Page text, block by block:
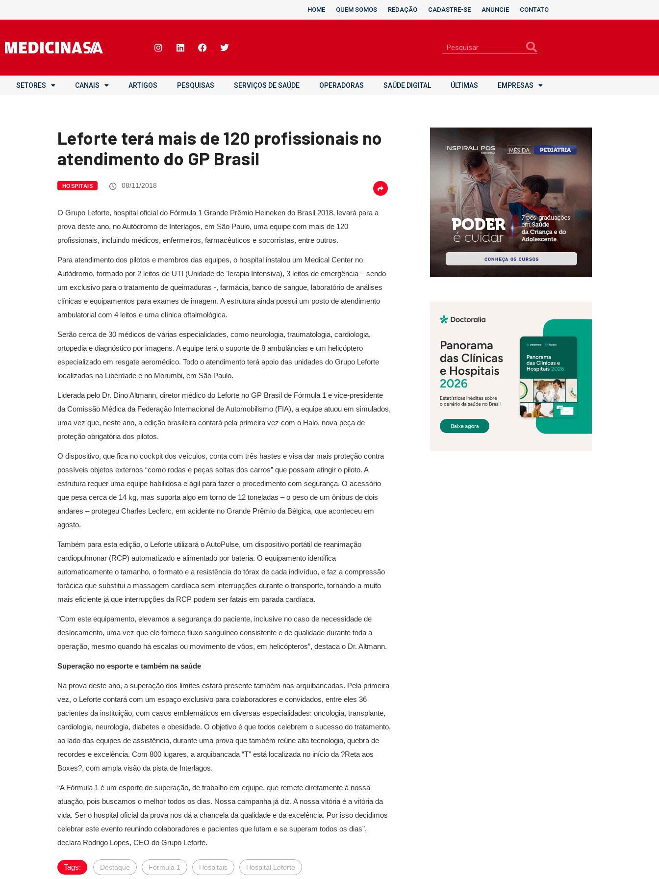
HOME QUEM SOMOS REDAÇÃO CADASTRE-SE ANUNCIE CONTATO
SETORES CANAIS ARTIGOS PESQUISAS SERVIÇOS DE SAÚDE OPERADORAS SAÚDE DIGITAL ÚLTIMAS EMPRESAS
Leforte terá mais de 120 profissionais no
atendimento do GP Brasil
HOSPITAIS 08/11/2018
O Grupo Leforte, hospital oficial do Fórmula 1 Grande Prêmio Heineken do Brasil 2018, levará para a
prova deste ano, no Autódromo de Interlagos, em São Paulo, uma equipe com mais de 120
profissionais, incluindo médicos, enfermeiros, farmacêuticos e socorristas, entre outros.
Para atendimento dos pilotos e membros das equipes, o hospital instalou um Medical Center no
Autódromo, formado por 2 leitos de UTI (Unidade de Terapia Intensiva), 3 leitos de emergência – sendo
um exclusivo para o tratamento de queimaduras -, farmácia, banco de sangue, laboratório de análises
clínicas e equipamentos para exames de imagem. A estrutura ainda possui um posto de atendimento
ambulatorial com 4 leitos e uma clínica oftalmológica.
Serão cerca de 30 médicos de várias especialidades, como neurologia, traumatologia, cardiologia,
ortopedia e diagnóstico por imagens. A equipe terá o suporte de 8 ambulâncias e um helicóptero
especializado em resgate aeromédico. Todo o atendimento terá apoio das unidades do Grupo Leforte
localizadas na Liberdade e no Morumbi, em São Paulo.
Liderada pelo Dr. Dino Altmann, diretor médico do Leforte no GP Brasil de Fórmula 1 e vice-presidente
da Comissão Médica da Federação Internacional de Automobilismo (FIA), a equipe atuou em simulados,
uma vez que, neste ano, a edição brasileira contará pela primeira vez com o Halo, nova peça de
proteção obrigatória dos pilotos.
O dispositivo, que fica no cockpit dos veículos, conta com três hastes e visa dar mais proteção contra
possíveis objetos externos “como rodas e peças soltas dos carros” que possam atingir o piloto. A
estrutura requer uma equipe habilidosa e ágil para fazer o procedimento com segurança. O acessório
que pesa cerca de 14 kg, mas suporta algo em torno de 12 toneladas – o peso de um ônibus de dois
andares – protegeu Charles Leclerc, em acidente no Grande Prêmio da Bélgica, que aconteceu em
agosto.
Também para esta edição, o Leforte utilizará o AutoPulse, um dispositivo portátil de reanimação
cardiopulmonar (RCP) automatizado e alimentado por bateria. O equipamento identifica
automaticamente o tamanho, o formato e a resistência do tórax de cada indivíduo, e faz a compressão
torácica que substitui a massagem cardíaca sem interrupções durante o transporte, tornando-a muito
mais eficiente já que interrupções da RCP podem ser fatais em parada cardíaca.
“Com este equipamento, elevamos a segurança do paciente, inclusive no caso de necessidade de
deslocamento, uma vez que ele fornece fluxo sanguíneo consistente e de qualidade durante toda a
operação, mesmo quando há escalas ou movimento de vôos, em helicópteros”, destaca o Dr. Altmann.
Superação no esporte e também na saúde
Na prova deste ano, a superação dos limites estará presente também nas arquibancadas. Pela primeira
vez, o Leforte contará com um espaço exclusivo para colaboradores e convidados, entre eles 36
pacientes da instituição, com casos emblemáticos em diversas especialidades: oncologia, transplante,
cardiologia, neurologia, diabetes e obesidade. O objetivo é que todos celebrem o sucesso do tratamento,
ao lado das equipes de assistência, durante uma prova que também reúne alta tecnologia, quebra de
recordes e excelência. Com 800 lugares, a arquibancada “T” está localizada no início da ?Reta aos
Boxes?, com ampla visão da pista de Interlagos.
“A Fórmula 1 é um esporte de superação, de trabalho em equipe, que remete diretamente à nossa
atuação, pois buscamos o melhor todos os dias. Nossa campanha já diz. A nossa vitória é a vitória da
vida. Ser o hospital oficial da prova nos dá a chancela da qualidade e da excelência. Por isso decidimos
celebrar este evento reunindo colaboradores e pacientes que lutam e se superam todos os dias”,
declara Rodrigo Lopes, CEO do Grupo Leforte.
Tags: Destaque Fórmula 1 Hospitais Hospital Leforte